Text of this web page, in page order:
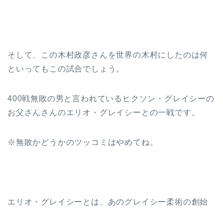
そして、この木村政彦さんを世界の木村にしたのは何
といってもこの試合でしょう。
400戦無敗の男と言われているヒクソン・グレイシーの
お父さんさんのエリオ・グレイシーとの一戦です。
※無敗かどうかのツッコミはやめてね。
エリオ・グレイシーとは、あのグレイシー柔術の創始